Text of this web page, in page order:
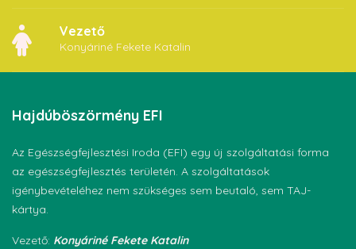
Vezető
Konyáriné Fekete Katalin
Hajdúböszörmény EFI
Az Egészségfejlesztési Iroda (EFI) egy új szolgáltatási forma
az egészségfejlesztés területén. A szolgáltatások
igénybevételéhez nem szükséges sem beutaló, sem TAJ-
kártya.
Vezető: Konyáriné Fekete Katalin